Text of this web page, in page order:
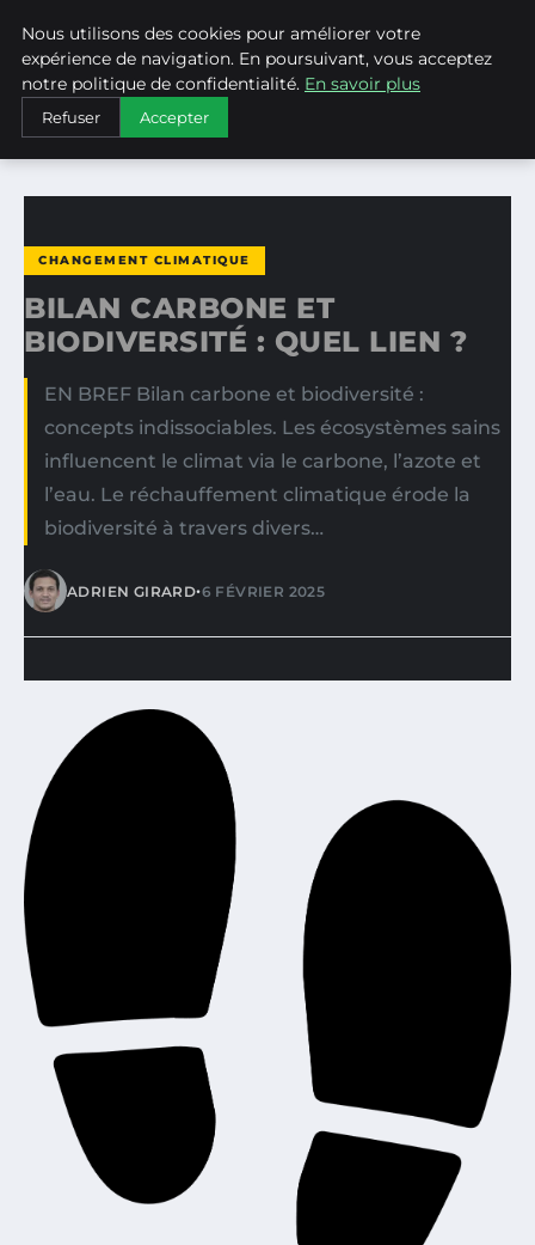
WEARECLIMATECONTROL
ACCUEIL
CHANGEMENT CLIMATIQUE
BILAN CARBONE ET BIODIVERSITÉ : QUEL LIEN ?
CHANGEMENT CLIMATIQUE
BILAN CARBONE ET
BIODIVERSITÉ : QUEL LIEN ?
EN BREF Bilan carbone et biodiversité :
concepts indissociables. Les écosystèmes sains
influencent le climat via le carbone, l’azote et
l’eau. Le réchauffement climatique érode la
biodiversité à travers divers…
ADRIEN GIRARD•6 FÉVRIER 2025
Nous utilisons des cookies pour améliorer votre
expérience de navigation. En poursuivant, vous acceptez
notre politique de confidentialité. En savoir plus
Refuser Accepter